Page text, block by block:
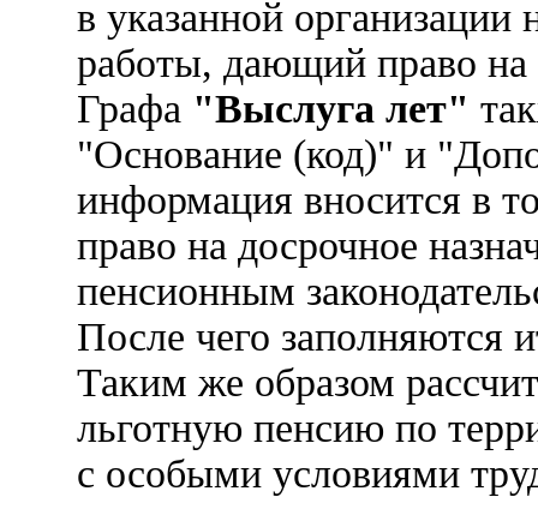
в указанной
работы, дающий право
Графа "Выслуга лет"
"Основание (код)" и
информация вносится в
право на досрочное
пенсионным
После чего заполняются
Таким же образом
льготную пенсию по
с особыми условиями